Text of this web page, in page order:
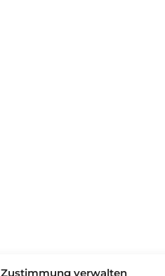
Zustimmung verwalten